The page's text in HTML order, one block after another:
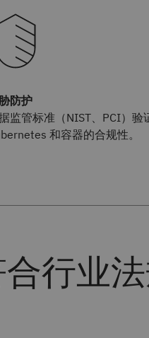
防护
监管标准（NIST、PCI）验
和容器的合规性。